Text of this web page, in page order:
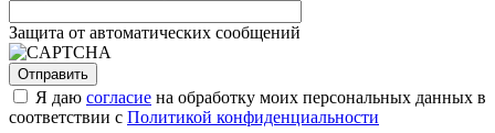
Защита от автоматических сообщений
Я даю согласие на обработку моих персональных данных в
соответствии с Политикой конфиденциальности